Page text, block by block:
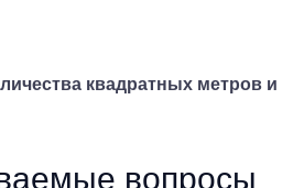
квадратных метров и
вопросы​